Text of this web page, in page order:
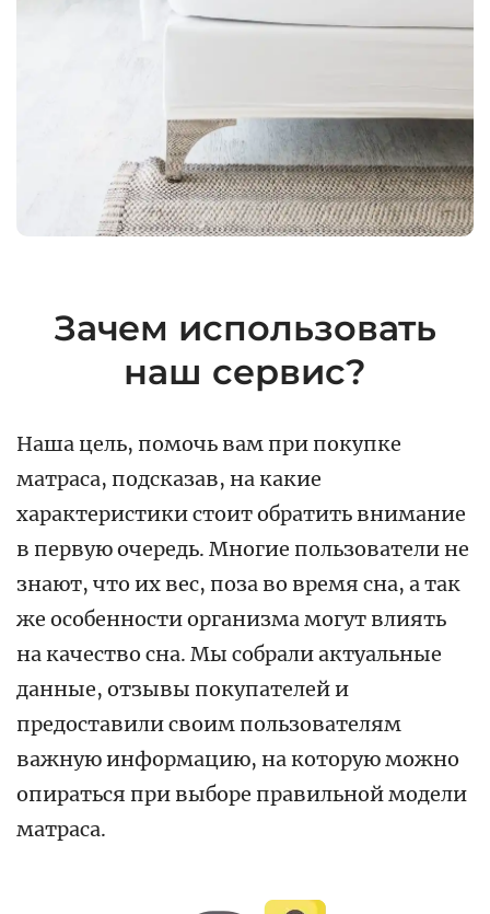
Зачем использовать
наш сервис?
Наша цель, помочь вам при покупке
матраса, подсказав, на какие
характеристики стоит обратить внимание
в первую очередь. Многие пользователи не
знают, что их вес, поза во время сна, а так
же особенности организма могут влиять
на качество сна. Мы собрали актуальные
данные, отзывы покупателей и
предоставили своим пользователям
важную информацию, на которую можно
опираться при выборе правильной модели
матраса.